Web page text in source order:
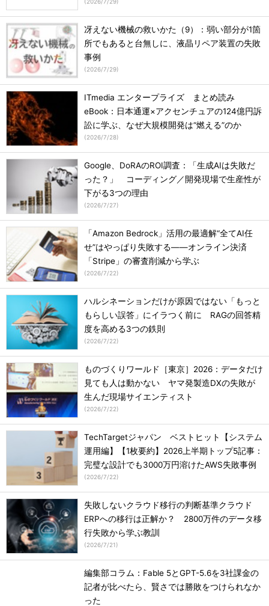
冴えない機械の救いかた（9）：弱い部分が1箇
所でもあると台無しに、液晶リペア装置の失敗
事例
(2026/7/29)
ITmedia エンタープライズ まとめ読み
eBook：日本通運×アクセンチュアの124億円訴
訟に学ぶ、なぜ大規模開発は“燃える”のか
(2026/7/28)
Google、DoRAのROI調査：「生成AIは失敗だ
った？」 コーディング／開発現場で生産性が
下がる3つの理由
(2026/7/27)
「Amazon Bedrock」活用の最適解“全てAI任
せ”はやっぱり失敗する――オンライン決済
「Stripe」の審査削減から学ぶ
(2026/7/22)
ハルシネーションだけが原因ではない「もっと
もらしい誤答」にイラつく前に RAGの回答精
度を高める3つの鉄則
(2026/7/22)
ものづくりワールド［東京］2026：データだけ
見ても人は動かない ヤマ発製造DXの失敗が
生んだ現場サイエンティスト
(2026/7/22)
TechTargetジャパン ベストヒット【システム
運用編】【1枚要約】2026上半期トップ5記事：
完璧な設計でも3000万円溶けたAWS失敗事例
(2026/7/22)
失敗しないクラウド移行の判断基準クラウド
ERPへの移行は正解か？ 2800万件のデータ移
行失敗から学ぶ教訓
(2026/7/21)
編集部コラム：Fable 5とGPT-5.6を3社課金の
記者が比べたら、賢さでは勝敗をつけられなか
った